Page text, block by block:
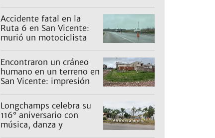
Accidente fatal en la
Ruta 6 en San Vicente:
murió un motociclista
Encontraron un cráneo
humano en un terreno en
San Vicente: impresión
Longchamps celebra su
116° aniversario con
música, danza y